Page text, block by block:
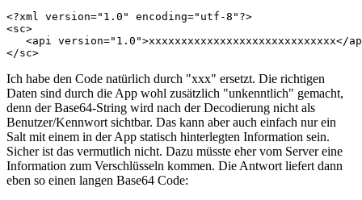
<?xml version="1.0" encoding="utf-8"?>
<sc>
<api version="1.0">xxxxxxxxxxxxxxxxxxxxxxxxxxxxx</
</sc>
Ich habe den Code natürlich durch "xxx" ersetzt. Die richtigen
Daten sind durch die App wohl zusätzlich "unkenntlich" gemacht,
denn der Base64-String wird nach der Decodierung nicht als
Benutzer/Kennwort sichtbar. Das kann aber auch einfach nur ein
Salt mit einem in der App statisch hinterlegten Information sein.
Sicher ist das vermutlich nicht. Dazu müsste eher vom Server eine
Information zum Verschlüsseln kommen. Die Antwort liefert dann
eben so einen langen Base64 Code: